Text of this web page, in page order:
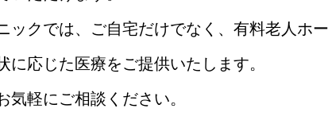
ックでは、ご自宅だけでなく、有料老人ホ
に応じた医療をご提供いたします。
気軽にご相談ください。